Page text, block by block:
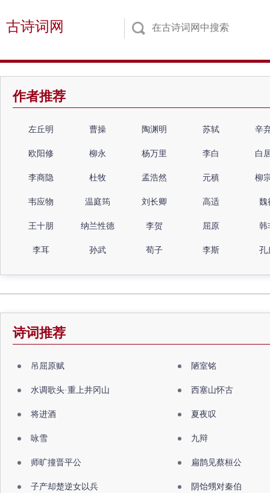
古诗词网
作者推荐
左丘明 曹操 陶渊明 苏轼 辛
欧阳修 柳永 杨万里 李白 白
李商隐 杜牧 孟浩然 元稹 柳
韦应物 温庭筠 刘长卿 高适 魏
王十朋 纳兰性德 李贺 屈原 韩
李耳 孙武 荀子 李斯 孔
诗词推荐
吊屈原赋 陋室铭
水调歌头·重上井冈山 西塞山怀古
将进酒 夏夜叹
咏雪 九辩
师旷撞晋平公 扁鹊见蔡桓公
子产却楚逆女以兵 阴饴甥对秦伯